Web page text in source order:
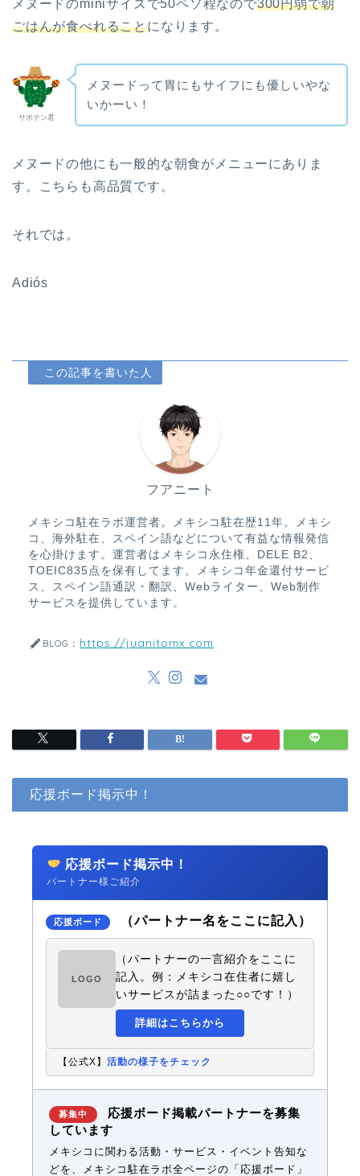
メヌードのminiサイズで50ペソ程なので300円弱で朝
ごはんが食べれることになります。
サボテン君
メヌードって胃にもサイフにも優しいやな
いかーい！
メヌードの他にも一般的な朝食がメニューにありま
す。こちらも高品質です。
それでは。
Adiós
フアニート
メキシコ駐在ラボ運営者。メキシコ駐在歴11年。メキシ
コ、海外駐在、スペイン語などについて有益な情報発信
を心掛けます。運営者はメキシコ永住権、DELE B2、
TOEIC835点を保有してます。メキシコ年金還付サービ
ス、スペイン語通訳・翻訳、Webライター、Web制作
サービスを提供しています。
BLOG： https://juanitomx.com
応援ボード掲示中！
応援ボード掲示中！
パートナー様ご紹介
応援ボード （パートナー名をここに記入）
LOGO
（パートナーの一言紹介をここに
記入。例：メキシコ在住者に嬉し
いサービスが詰まった○○です！）
詳細はこちらから
【公式X】 活動の様子をチェック
募集中
応援ボード掲載パートナーを募集
しています
メキシコに関わる活動・サービス・イベント告知な
どを、メキシコ駐在ラボ全ページの「応援ボード」